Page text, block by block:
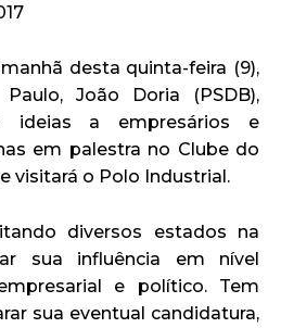
desta quinta-feira (9),
João Doria (PSDB),
ideias a empresários e
em palestra no Clube do
visitará o Polo Industrial.
diversos estados na
sua influência em nível
e político. Tem
sua eventual candidatura,